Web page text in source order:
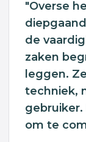
"Overse
de
zaken
leggen.
techniek,
om te